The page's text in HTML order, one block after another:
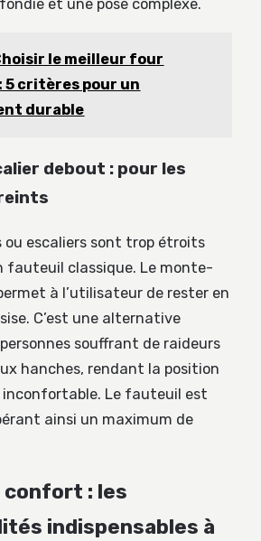
et une pose complexe.
le meilleur four
5 critères pour un
durable
debout : pour les
ou escaliers sont trop étroits
fauteuil classique. Le monte-
à l’utilisateur de rester en
C’est une alternative
souffrant de raideurs
hanches, rendant la position
inconfortable. Le fauteuil est
ainsi un maximum de
: les
indispensables à